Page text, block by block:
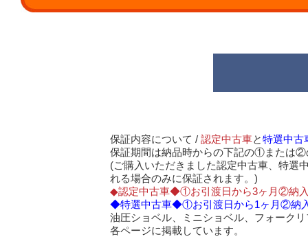
保証内容について / 認定中古車と特選中古
保証期間は納品時からの下記の①または②
(ご購入いただきました認定中古車、特選
れる場合のみに保証されます。)
◆認定中古車◆①お引渡日から3ヶ月②納入
◆特選中古車◆①お引渡日から1ヶ月②納
油圧ショベル、ミニショベル、フォーク
各ページに掲載しています。